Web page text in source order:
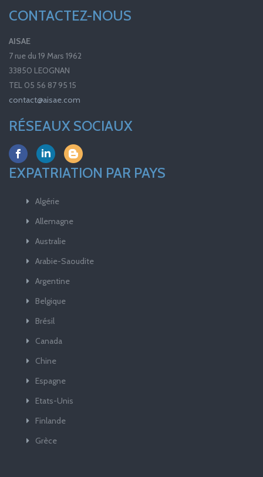
CONTACTEZ-NOUS
AISAE
7 rue du 19 Mars 1962
33850 LEOGNAN
TEL 05 56 87 95 15
contact@aisae.com
RÉSEAUX SOCIAUX
EXPATRIATION PAR PAYS
Algérie
Allemagne
Australie
Arabie-Saoudite
Argentine
Belgique
Brésil
Canada
Chine
Espagne
Etats-Unis
Finlande
Grèce